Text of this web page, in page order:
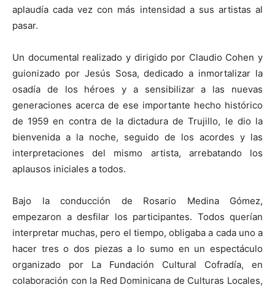
aplaudía cada vez con más intensidad a sus artistas al
pasar.
Un documental realizado y dirigido por Claudio Cohen y
guionizado por Jesús Sosa, dedicado a inmortalizar la
osadía de los héroes y a sensibilizar a las nuevas
generaciones acerca de ese importante hecho histórico
de 1959 en contra de la dictadura de Trujillo, le dio la
bienvenida a la noche, seguido de los acordes y las
interpretaciones del mismo artista, arrebatando los
aplausos iniciales a todos.
Bajo la conducción de Rosario Medina Gómez,
empezaron a desfilar los participantes. Todos querían
interpretar muchas, pero el tiempo, obligaba a cada uno a
hacer tres o dos piezas a lo sumo en un espectáculo
organizado por La Fundación Cultural Cofradía, en
colaboración con la Red Dominicana de Culturas Locales,